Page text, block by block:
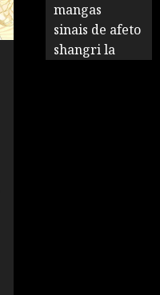
mangas
sinais de afeto
shangri la